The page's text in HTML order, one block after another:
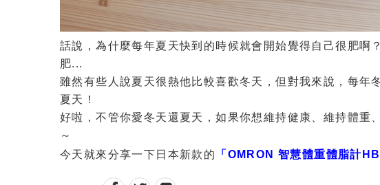
話說，為什麼每年夏天快到的時候就會開始覺得自己很肥
肥...
雖然有些人說夏天很熱他比較喜歡冬天，但對我來說，每年
夏天！
好啦，不管你愛冬天還夏天，如果你想維持健康、維持體重
～
今天就來分享一下日本新款的
「OMRON 智慧體重體脂計